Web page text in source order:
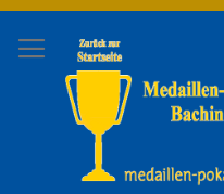
Direkt
Inhalt